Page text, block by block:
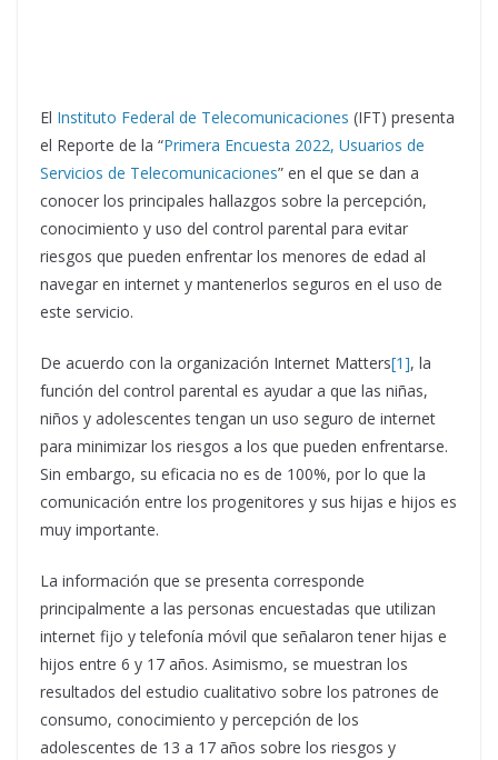
El Instituto Federal de Telecomunicaciones (IFT) presenta
el Reporte de la “Primera Encuesta 2022, Usuarios de
Servicios de Telecomunicaciones” en el que se dan a
conocer los principales hallazgos sobre la percepción,
conocimiento y uso del control parental para evitar
riesgos que pueden enfrentar los menores de edad al
navegar en internet y mantenerlos seguros en el uso de
este servicio.
De acuerdo con la organización Internet Matters[1], la
función del control parental es ayudar a que las niñas,
niños y adolescentes tengan un uso seguro de internet
para minimizar los riesgos a los que pueden enfrentarse.
Sin embargo, su eficacia no es de 100%, por lo que la
comunicación entre los progenitores y sus hijas e hijos es
muy importante.
La información que se presenta corresponde
principalmente a las personas encuestadas que utilizan
internet fijo y telefonía móvil que señalaron tener hijas e
hijos entre 6 y 17 años. Asimismo, se muestran los
resultados del estudio cualitativo sobre los patrones de
consumo, conocimiento y percepción de los
adolescentes de 13 a 17 años sobre los riesgos y